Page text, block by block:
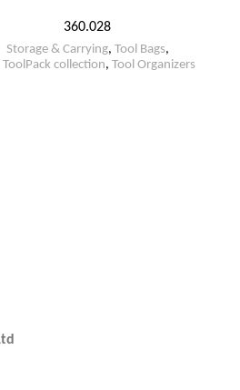
360.028
Storage & Carrying, Tool Bags,
ToolPack collection, Tool Organizers